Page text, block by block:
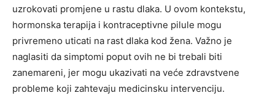
uzrokovati promjene u rastu dlaka. U ovom kontekstu,
hormonska terapija i kontraceptivne pilule mogu
privremeno uticati na rast dlaka kod žena. Važno je
naglasiti da simptomi poput ovih ne bi trebali biti
zanemareni, jer mogu ukazivati na veće zdravstvene
probleme koji zahtevaju medicinsku intervenciju.